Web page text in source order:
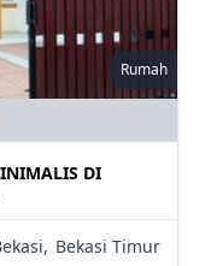
Rumah
DI
Bekasi Timur